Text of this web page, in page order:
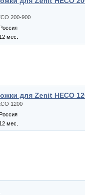
200-900
12 мес.
для Zenit HECO
1200
12 мес.